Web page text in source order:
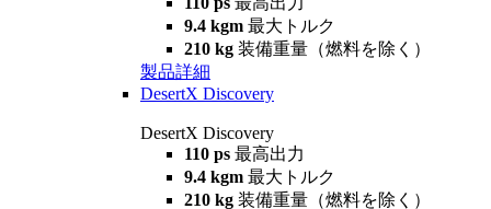
9.4 kgm 最大トルク
210 kg 装備重量（燃料を除く）
製品詳細
DesertX Discovery
DesertX Discovery
110 ps 最高出力
9.4 kgm 最大トルク
210 kg 装備重量（燃料を除く）